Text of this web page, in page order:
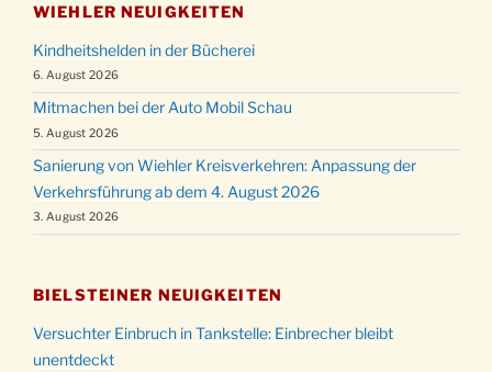
WIEHLER NEUIGKEITEN
Kindheitshelden in der Bücherei
6. August 2026
Mitmachen bei der Auto Mobil Schau
5. August 2026
Sanierung von Wiehler Kreisverkehren: Anpassung der
Verkehrsführung ab dem 4. August 2026
3. August 2026
BIELSTEINER NEUIGKEITEN
Versuchter Einbruch in Tankstelle: Einbrecher bleibt
unentdeckt